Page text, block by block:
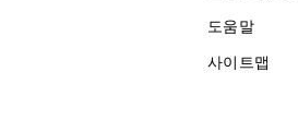
도움말
사이트맵